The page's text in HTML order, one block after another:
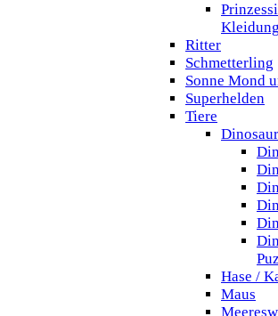
Ritter
Schmetterling
Sonne Mond
Superhelden
Tiere
Hase /
Maus